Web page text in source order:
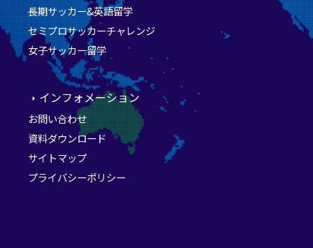
長期サッカー&英語留学
セミプロサッカーチャレンジ
女子サッカー留学
インフォメーション
お問い合わせ
資料ダウンロード
サイトマップ
プライバシーポリシー